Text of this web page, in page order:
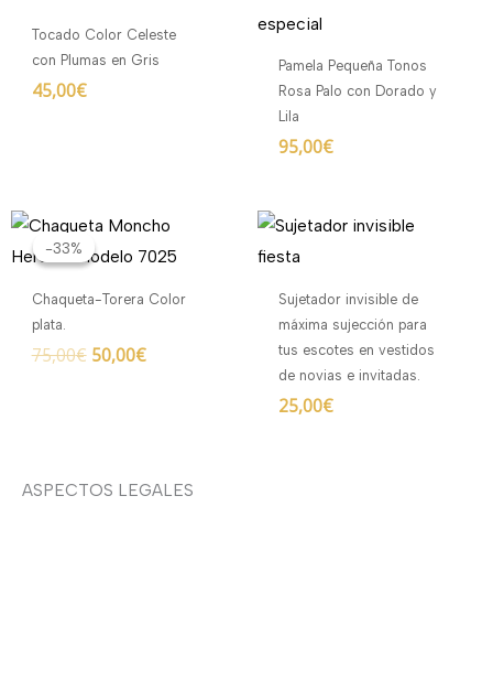
Tocado Color Celeste
con Plumas en Gris
45,00€
Pamela Pequeña Tonos
Rosa Palo con Dorado y
Lila
95,00€
-33%
-33%
Chaqueta-Torera Color
plata.
75,00€
El
precio
original
75,00€.
50,00€
El
actual
50,00€.
Sujetador invisible de
máxima sujección para
tus escotes en vestidos
de novias e invitadas.
25,00€
ASPECTOS LEGALES